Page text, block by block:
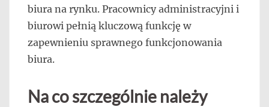
biura na rynku. Pracownicy administracyjni i
biurowi pełnią kluczową funkcję w
zapewnieniu sprawnego funkcjonowania
biura.
Na co szczególnie należy